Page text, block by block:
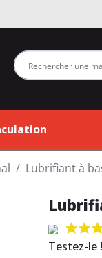
Lubrifiant à
Testez-le !